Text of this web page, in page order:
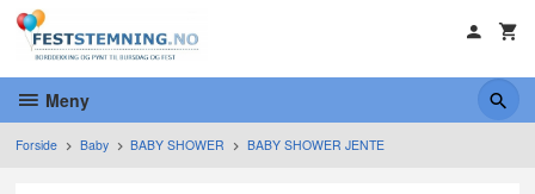
Gå
innholdet
Meny
Forside Baby BABY SHOWER BABY SHOWER JENTE